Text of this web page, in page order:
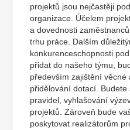
projektů jsou nejčastěji
organizace. Účelem
a dovednosti
trhu práce. Dalším
konkurenceschopnosti
přidat do našeho týmu,
především zajištění
přidělování dotací.
pravidel, vyhlašování
projektů. Zároveň bude
poskytovat realizátorům